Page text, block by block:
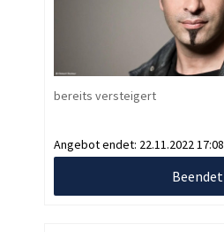
bereits versteigert
Angebot endet: 22.11.2022 17:08
Beendet